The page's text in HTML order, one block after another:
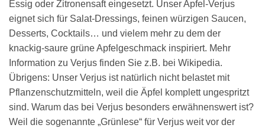
Essig oder Zitronensaft eingesetzt. Unser Apfel-Verjus
eignet sich für Salat-Dressings, feinen würzigen Saucen,
Desserts, Cocktails… und vielem mehr zu dem der
knackig-saure grüne Apfelgeschmack inspiriert. Mehr
Information zu Verjus finden Sie z.B. bei Wikipedia.
Übrigens: Unser Verjus ist natürlich nicht belastet mit
Pflanzenschutzmitteln, weil die Äpfel komplett ungespritzt
sind. Warum das bei Verjus besonders erwähnenswert ist?
Weil die sogenannte „Grünlese“ für Verjus weit vor der